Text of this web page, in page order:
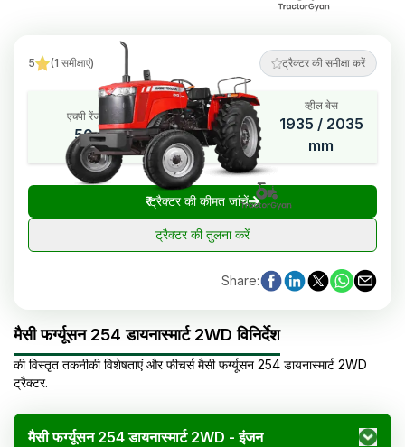
5 (1 समीक्षाएं) ट्रैक्टर की समीक्षा करें
एचपी रेंज
50
सिलेंडर
3
व्हील बेस
1935 / 2035
mm
₹ट्रैक्टर की कीमत जांचें
ट्रैक्टर की तुलना करें
Share:
मैसी फर्ग्यूसन 254 डायनास्मार्ट 2WD विनिर्देश
की विस्तृत तकनीकी विशेषताएं और फीचर्स मैसी फर्ग्यूसन 254 डायनास्मार्ट 2WD
ट्रैक्टर.
मैसी फर्ग्यूसन 254 डायनास्मार्ट 2WD - इंजन